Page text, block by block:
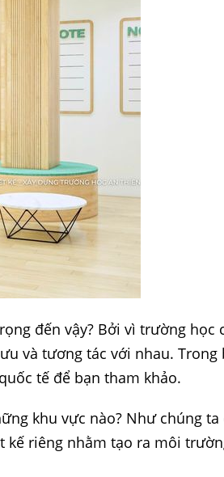
đến vậy? Bởi vì trường học
và tương tác với nhau.
tế để bạn tham khảo.
khu vực nào? Như chúng
riêng nhằm tạo ra môi